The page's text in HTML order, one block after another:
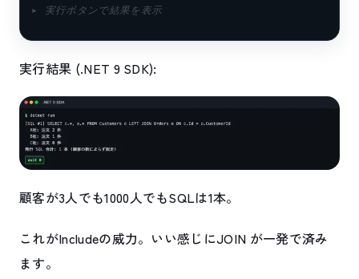
▸ 実行ボタンで結果を表示
実行結果 (.NET 9 SDK):
顧客が3人でも1000人でもSQLは1本。
これがIncludeの威力。いい感じにJOIN が一発で済み
ます。